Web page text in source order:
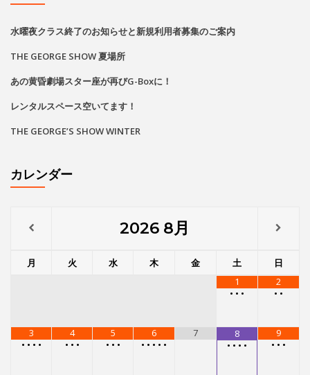
水曜夜クラス終了のお知らせと新規利用者募集のご案内
THE GEORGE SHOW 夏場所
あの黄昏劇場スター座が再びG-Boxに！
レンタルスペース空いてます！
THE GEORGE’S SHOW WINTER
カレンダー
2026 8月
月 火 水 木 金 土
日
1
• • •
2
• •
3
• • • •
4
• • •
5
• • •
6
• • • • •
7
8
• • • •
9
• • •